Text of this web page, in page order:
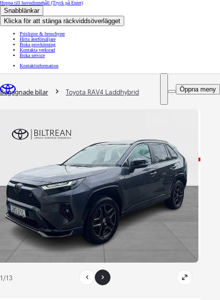
Hoppa till huvudinnehåll (Tryck på Enter)
Snabblänkar
Klicka för att stänga räckviddsöverlägget
Prislistor & broschyrer
Hitta återförsäljare
Boka provkörning
Kontakta verkstad
Boka service
Kontaktinformation
Öppna meny
You are here
Begagnade bilar Toyota RAV4 Laddhybrid
1/13